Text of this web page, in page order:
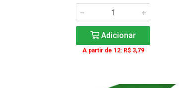
Adicionar
A partir de 12: R$ 3,79